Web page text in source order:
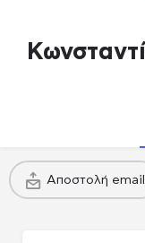
Αποστολή email
Παραγωγού / Casing agency